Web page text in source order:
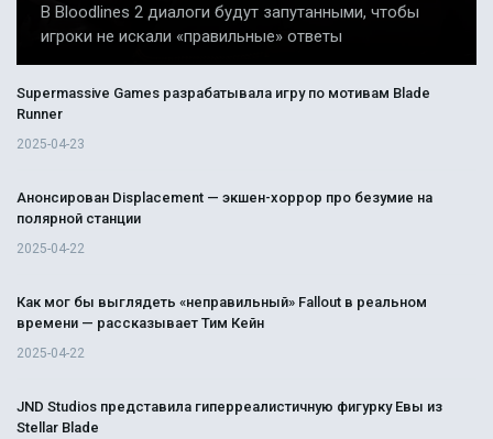
В Bloodlines 2 диалоги будут запутанными, чтобы
игроки не искали «правильные» ответы
Supermassive Games разрабатывала игру по мотивам Blade
Runner
2025-04-23
Анонсирован Displacement — экшен-хоррор про безумие на
полярной станции
2025-04-22
Как мог бы выглядеть «неправильный» Fallout в реальном
времени — рассказывает Тим Кейн
2025-04-22
JND Studios представила гиперреалистичную фигурку Евы из
Stellar Blade